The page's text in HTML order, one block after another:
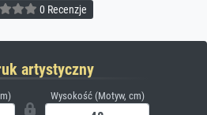
0 Recenzje
artystyczny
Wysokość (Motyw, cm)